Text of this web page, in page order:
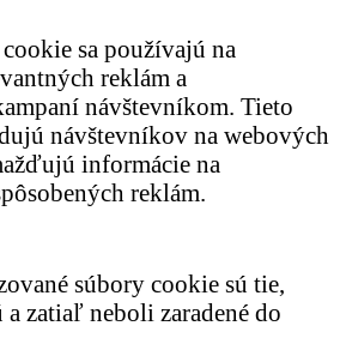
sa používajú na
reklám a
návštevníkom. Tieto
návštevníkov na webových
informácie na
reklám.
súbory cookie sú tie,
zatiaľ neboli zaradené do